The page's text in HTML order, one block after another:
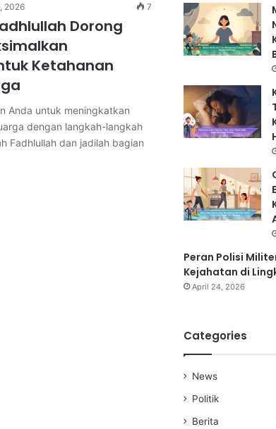
2026 7
Dorong
Ketahanan
Anda untuk meningkatkan
dengan langkah-langkah
Fadhlullah dan jadilah bagian
Peran Polisi
Kejahatan di
April 24, 2026
Categories
News
Politik
Berita